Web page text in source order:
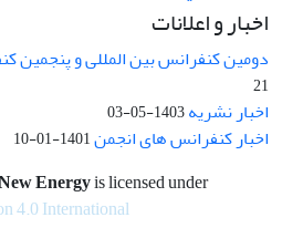
اخبار و اعلانات
دومین کنفرانس بین المللی و پنجمین
21
اخبار نشریه1403-05-03
اخبار کنفرانس های انجمن1401-01-10
Energyis licensed under
4.0 International